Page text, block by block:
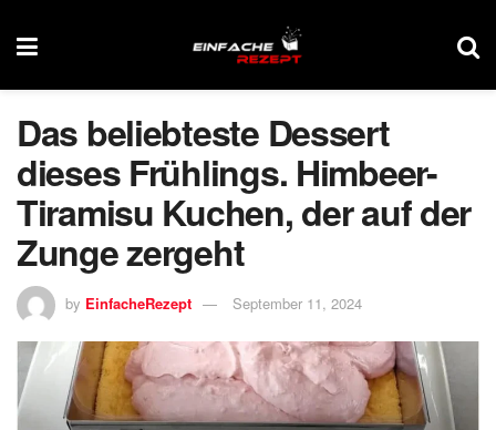
Das beliebteste Dessert
dieses Frühlings. Himbeer-
Tiramisu Kuchen, der auf der
Zunge zergeht
by EinfacheRezept September 11, 2024